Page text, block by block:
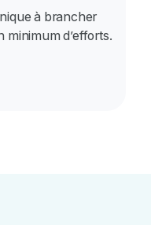
à brancher
d’efforts.